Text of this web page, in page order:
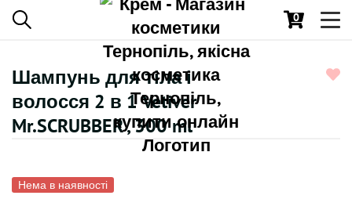
0
Шампунь для тіла і
волосся 2 в 1 Vetiver
Mr.SCRUBBER , 300 ml
Нема в наявності